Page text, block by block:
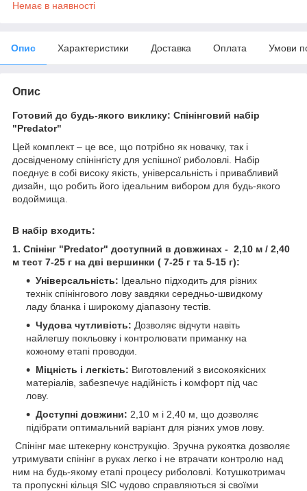
Немає в наявності
Опис Характеристики Доставка Оплата Умови
Опис
Готовий до будь-якого виклику: Спінінговий набір
"Predator"
Цей комплект – це все, що потрібно як новачку, так і
досвідченому спінінгісту для успішної риболовлі. Набір
поєднує в собі високу якість, універсальність і привабливий
дизайн, що робить його ідеальним вибором для будь-якого
водоймища.
В набір входить:
1. Спінінг "Predator" доступний в довжинах - 2,10 м / 2,40
м тест 7-25 г на дві вершинки ( 7-25 г та 5-15 г):
Універсальність: Ідеально підходить для різних
технік спінінгового лову завдяки середньо-швидкому
ладу бланка і широкому діапазону тестів.
Чудова чутливість: Дозволяє відчути навіть
найлегшу покльовку і контролювати приманку на
кожному етапі проводки.
Міцність і легкість: Виготовлений з високоякісних
матеріалів, забезпечує надійність і комфорт під час
лову.
Доступні довжини: 2,10 м і 2,40 м, що дозволяє
підібрати оптимальний варіант для різних умов лову.
Спінінг має штекерну конструкцію. Зручна рукоятка дозволяє
утримувати спінінг в руках легко і не втрачати контролю над
ним на будь-якому етапі процесу риболовлі. Котушкотримач
та пропускні кільця SIC чудово справляються зі своїми